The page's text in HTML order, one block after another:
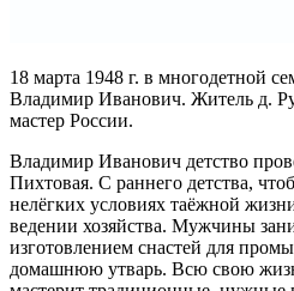
18 марта 1948 г. в многодетной
Владимир Иванович. Житель д.
мастер России.
Владимир Иванович детство
Пихтовая. С раннего детства,
нелёгких условиях таёжной
ведении хозяйства. Мужчины
изготовлением снастей для
домашнюю утварь. Всю свою